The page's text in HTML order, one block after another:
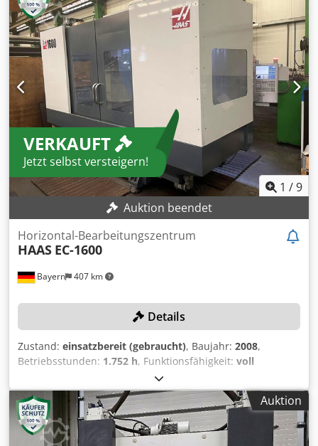
VERKAUFT
Jetzt selbst versteigern!
1 /9
Auktion beendet
Bayern 407 km
Horizontal-Bearbeitungszentrum
HAAS EC-1600
Details
Zustand: einsatzbereit (gebraucht), Baujahr: 2008,
Betriebsstunden: 1.752 h, Funktionsfähigkeit: voll
, Maschinen-/Fahrzeugnummer:
Verfahrweg X-Achse:1.626 mm, Verfahrweg Y-Achse:1.270
mm, Verfahrweg Z-Achse:813 mm, Tischbelastung:4.536
kg, Spindeldrehzahl (max.): 6.000 U/min , Kein
Mindestpreis - garantierter Verkauf zum höchsten Gebot!
Auktion